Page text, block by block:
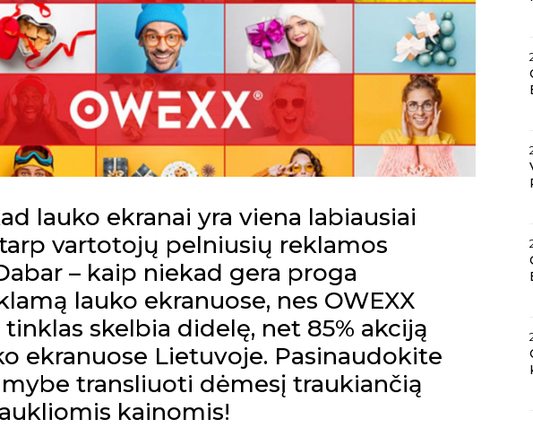
lauko ekranai yra viena labiausiai
vartotojų pelniusių reklamos
– kaip niekad gera proga
lauko ekranuose, nes OWEXX
tinklas skelbia didelę, net 85% akciją
ekranuose Lietuvoje. Pasinaudokite
transliuoti dėmesį traukiančią
kainomis!